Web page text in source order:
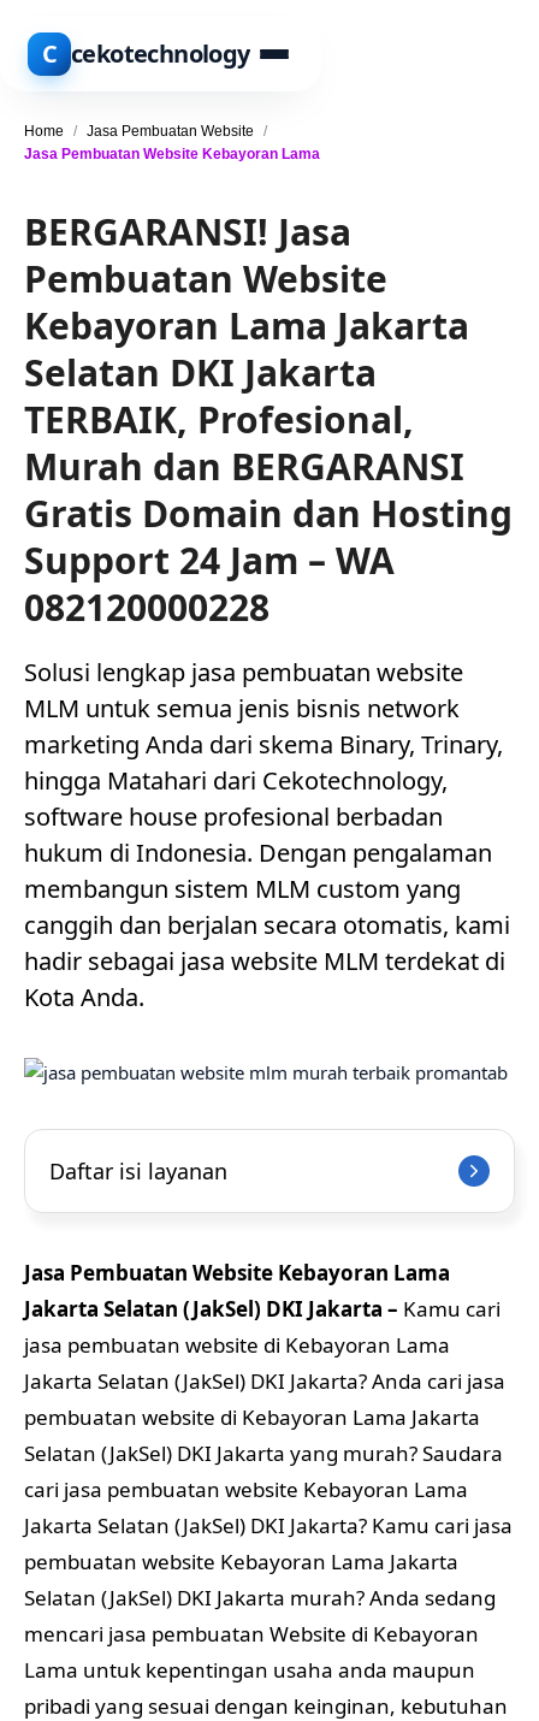
C cekotechnology
Home / Jasa Pembuatan Website
/
Jasa Pembuatan Website Kebayoran Lama
BERGARANSI! Jasa
Pembuatan Website
Kebayoran Lama Jakarta
Selatan DKI Jakarta
TERBAIK, Profesional,
Murah dan BERGARANSI
Gratis Domain dan Hosting
Support 24 Jam – WA
082120000228
Solusi lengkap jasa pembuatan website
MLM untuk semua jenis bisnis network
marketing Anda dari skema Binary, Trinary,
hingga Matahari dari Cekotechnology,
software house profesional berbadan
hukum di Indonesia. Dengan pengalaman
membangun sistem MLM custom yang
canggih dan berjalan secara otomatis, kami
hadir sebagai jasa website MLM terdekat di
Kota Anda.
Daftar isi layanan
Jasa Pembuatan Website Kebayoran Lama
Jakarta Selatan (JakSel) DKI Jakarta – Kamu cari
jasa pembuatan website di Kebayoran Lama
Jakarta Selatan (JakSel) DKI Jakarta? Anda cari jasa
pembuatan website di Kebayoran Lama Jakarta
Selatan (JakSel) DKI Jakarta yang murah? Saudara
cari jasa pembuatan website Kebayoran Lama
Jakarta Selatan (JakSel) DKI Jakarta? Kamu cari jasa
pembuatan website Kebayoran Lama Jakarta
Selatan (JakSel) DKI Jakarta murah? Anda sedang
mencari jasa pembuatan Website di Kebayoran
Lama untuk kepentingan usaha anda maupun
pribadi yang sesuai dengan keinginan, kebutuhan